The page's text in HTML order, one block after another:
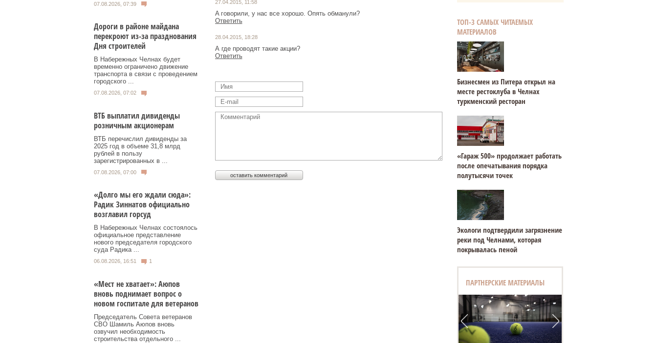
07.08.2026, 07:39
Дороги в районе майдана
перекроют из-за празднования
Дня строителей
В Набережных Челнах будет
временно ограничено движение
транспорта в связи с проведением
городского ...
07.08.2026, 07:02
ВТБ выплатил дивиденды
розничным акционерам
ВТБ перечислил дивиденды за
2025 год в объеме 31,8 млрд
рублей в пользу
зарегистрированных в ...
07.08.2026, 07:00
«Долго мы его ждали сюда»:
Радик Зиннатов официально
возглавил горсуд
В Набережных Челнах состоялось
официальное представление
нового председателя городского
суда Радика ...
06.08.2026, 16:51 1
«Мест не хватает»: Аюпов
вновь поднимает вопрос о
новом госпитале для ветеранов
Председатель Совета ветеранов
СВО Шамиль Аюпов вновь
озвучил необходимость
строительства отдельного ...
27.04.2015, 11:58
A говорили, у нас все хорошо. Опять обманули?
Ответить
28.04.2015, 18:28
А где проводят такие акции?
Ответить
ТОП-3 САМЫХ ЧИТАЕМЫХ
МАТЕРИАЛОВ
Бизнесмен из Питера открыл на
месте рестоклуба в Челнах
туркменский ресторан
«Гараж 500» продолжает работать
после опечатывания порядка
полутысячи точек
Экологи подтвердили загрязнение
реки под Челнами, которая
покрывалась пеной
ПАРТНЕРСКИЕ МАТЕРИАЛЫ